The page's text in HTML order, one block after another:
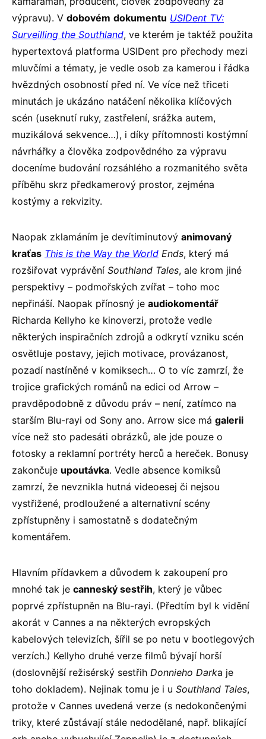
výpravu). V dobovém dokumentu USIDent TV:
Surveilling the Southland, ve kterém je taktéž použita
hypertextová platforma USIDent pro přechody mezi
mluvčími a tématy, je vedle osob za kamerou i řádka
hvězdných osobností před ní. Ve více než třiceti
minutách je ukázáno natáčení několika klíčových
scén (useknutí ruky, zastřelení, srážka autem,
muzikálová sekvence…), i díky přítomnosti kostýmní
návrhářky a člověka zodpovědného za výpravu
doceníme budování rozsáhlého a rozmanitého světa
příběhu skrz předkamerový prostor, zejména
kostýmy a rekvizity.
Naopak zklamáním je devítiminutový animovaný
kraťas This is the Way the World Ends, který má
rozšiřovat vyprávění Southland Tales, ale krom jiné
perspektivy – podmořských zvířat – toho moc
nepřináší. Naopak přínosný je audiokomentář
Richarda Kellyho ke kinoverzi, protože vedle
některých inspiračních zdrojů a odkrytí vzniku scén
osvětluje postavy, jejich motivace, provázanost,
pozadí nastíněné v komiksech… O to víc zamrzí, že
trojice grafických románů na edici od Arrow –
pravděpodobně z důvodu práv – není, zatímco na
starším Blu-rayi od Sony ano. Arrow sice má galerii
více než sto padesáti obrázků, ale jde pouze o
fotosky a reklamní portréty herců a hereček. Bonusy
zakončuje upoutávka. Vedle absence komiksů
zamrzí, že nevznikla hutná videoesej či nejsou
vystřižené, prodloužené a alternativní scény
zpřístupněny i samostatně s dodatečným
komentářem.
Hlavním přídavkem a důvodem k zakoupení pro
mnohé tak je canneský sestřih, který je vůbec
poprvé zpřístupněn na Blu-rayi. (Předtím byl k vidění
akorát v Cannes a na některých evropských
kabelových televizích, šířil se po netu v bootlegových
verzích.) Kellyho druhé verze filmů bývají horší
(doslovnější režisérský sestřih Donnieho Darka je
toho dokladem). Nejinak tomu je i u Southland Tales,
protože v Cannes uvedená verze (s nedokončenými
triky, které zůstávají stále nedodělané, např. blikající